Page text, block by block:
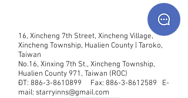
16, Xincheng 7th Street, Xincheng Village,
Xincheng Township, Hualien County | Taroko,
Taiwan
No.16, Xinxing 7th St., Xincheng Township,
Hualien County 971, Taiwan (ROC)
ĐT: 886-3-8610899 Fax: 886-3-8612589 E-
mail: starryinns@gmail.com